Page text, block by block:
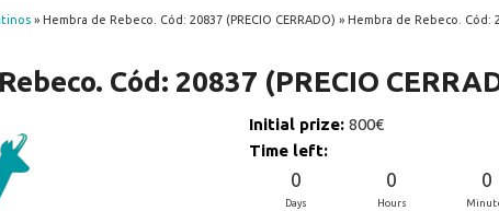
» Hembra de Rebeco. Cód: 20837 (PRECIO CERRADO) » Hembra de Rebeco. Cód:
Cód: 20837 (PRECIO
Initial prize: 800€
Time left:
0
Days
0
Hours
0